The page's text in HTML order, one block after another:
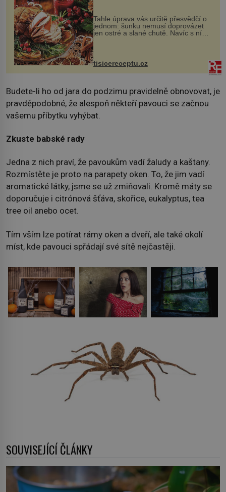
Tahle úprava vás určitě přesvědčí o
jednom: šunku nemusí doprovázet
jen ostré a slané chutě. Navíc s ní
nakrmíte poměrně hodně hladových
krků. Ingredience sádlo 3 kg šunky
vcelku 3 stroužky česneku hl...
tisicereceptu.cz
Budete-li ho od jara do podzimu pravidelně obnovovat, je
pravděpodobné, že alespoň někteří pavouci se začnou
vašemu příbytku vyhýbat.
Zkuste babské rady
Jedna z nich praví, že pavoukům vadí žaludy a kaštany.
Rozmístěte je proto na parapety oken. To, že jim vadí
aromatické látky, jsme se už zmiňovali. Kromě máty se
doporučuje i citrónová šťáva, skořice, eukalyptus, tea
tree oil anebo ocet.
Tím vším lze potírat rámy oken a dveří, ale také okolí
míst, kde pavouci spřádají své sítě nejčastěji.
SOUVISEJÍCÍ ČLÁNKY